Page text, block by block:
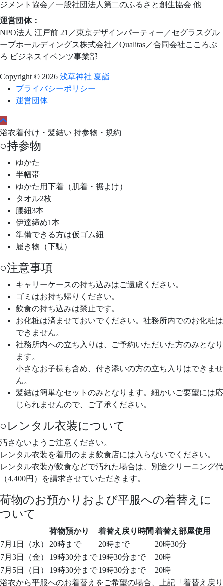
ジメント協会／一般社団法人第二のふるさと創生協会 他
運営団体：
NPO法人 江戸前 21／東京デザインパーティー／セグラスグル
ープホールディングス株式会社／Qualitas／合同会社こころぷ
ろ ビジネスイベンツ事業部
Copyright © 2026 浅草神社 夏詣
プライバシーポリシー
運営団体
浴衣着付け・髪結い 持参物・規約
○持参物
ゆかた
半幅帯
ゆかた用下着（肌着・裾よけ）
タオル2枚
腰紐3本
伊達締め1本
準備できる方は仮ゴム紐
履き物（下駄）
○注意事項
キャリーケースの持ち込みはご遠慮ください。
ゴミはお持ち帰りください。
飲食の持ち込みは禁止です。
お化粧は済ませておいでください。社務所内でのお化粧は
できません。
社務所内への立ち入りは、ご予約いただいた方のみとなり
ます。
小さなお子様も含め、付き添いの方の立ち入りはできませ
ん。
髪結は簡単なセットのみとなります。細かいご要望には応
じられませんので、ご了承ください。
○レンタル衣装について
汚さないようご注意ください。
レンタル衣装を着用のまま飲食店には入らないでください。
レンタル衣装が飲食などで汚れた場合は、別途クリーニング代
（4,400円）を請求させていただきます。
荷物のお預かりおよび平服への着替えに
ついて
荷物預かり 着替え戻り時間 着替え部屋使用
7月1日（水）
20時まで 20時まで
20時30分
7月3日（金）
19時30分まで19時30分まで
20時
7月5日（日）
19時30分まで19時30分まで
20時
浴衣から平服へのお着替えをご希望の場合、上記「着替え戻り